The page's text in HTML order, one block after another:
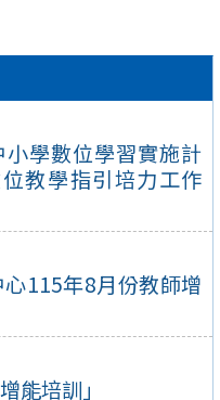
學數位學習實施計
教學指引培力工作
115年8月份教師增
能培訓」